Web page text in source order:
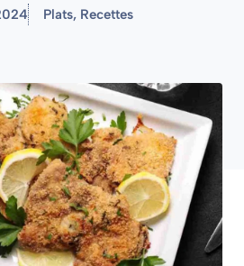
Plats, Recettes